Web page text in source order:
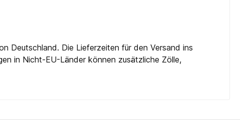
Deutschland. Die Lieferzeiten für den Versand ins
in Nicht-EU-Länder können zusätzliche Zölle,